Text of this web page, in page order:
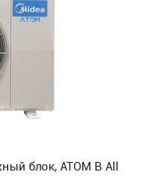
блок, ATOM B All